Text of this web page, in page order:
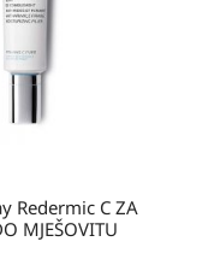
Redermic C ZA
MJEŠOVITU